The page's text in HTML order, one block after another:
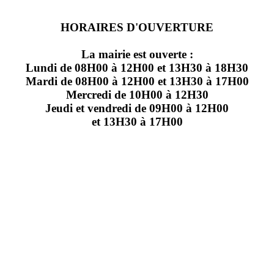
HORAIRES D'OUVERTURE
La mairie est ouverte :
Lundi de 08H00 à 12H00 et 13H30 à 18H30
Mardi de 08H00 à 12H00 et 13H30 à 17H00
Mercredi de 10H00 à 12H30
Jeudi et vendredi de 09H00 à 12H00
et 13H30 à 17H00